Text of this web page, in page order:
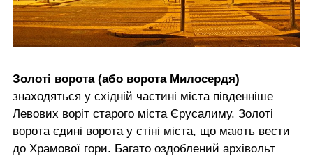
Золоті ворота (або ворота Милосердя)
знаходяться у східній частині міста південніше
Левових воріт старого міста Єрусалиму. Золоті
ворота єдині ворота у стіні міста, що мають вести
до Храмової гори. Багато оздоблений архівольт